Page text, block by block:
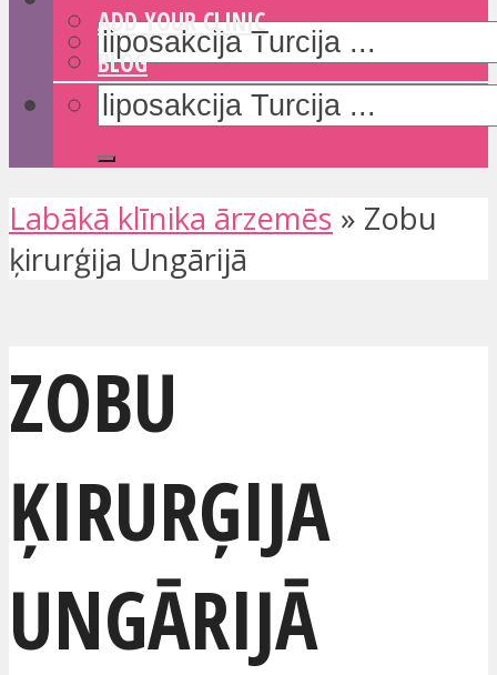
ADD YOUR CLINIC
BLOG
Labākā klīnika ārzemēs » Zobu
ķirurģija Ungārijā
ZOBU
ĶIRURĢIJA
UNGĀRIJĀ